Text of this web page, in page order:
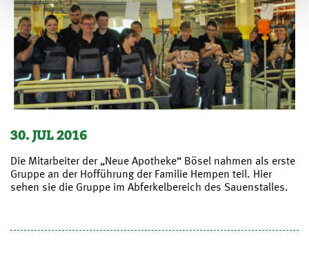
30. JUL 2016
Die Mitarbeiter der „Neue Apotheke“ Bösel nahmen als erste
Gruppe an der Hofführung der Familie Hempen teil. Hier
sehen sie die Gruppe im Abferkelbereich des Sauenstalles.